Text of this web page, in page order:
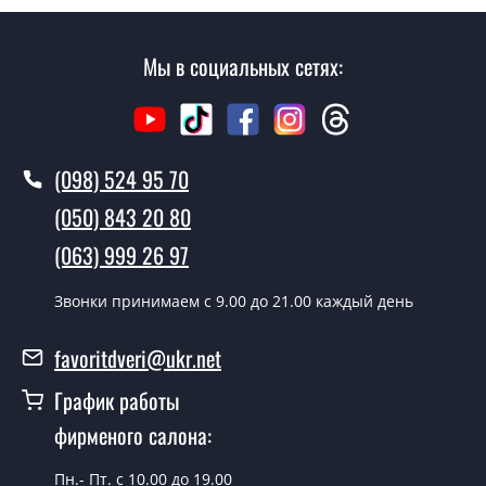
Вызов замерщика-консультанта стоит 500 грн.
Вы производите установку
межкомнатных дверей под заказ?
Да производим. Монтаж межкомнатных дверей под
заказ производится согласно очереди, во все дни
кроме воскресенья.
Techno-70-2-slider?
Стоимость установки дверей Techno-70-2-slider - от
1800 грн.
Можно на сегодня вызвать
Мы в социальных сетях:
(098) 524 95 70
(050) 843 20 80
(063) 999 26 97
Звонки принимаем c 9.00 до 21.00 каждый день
favoritdveri@ukr.net
График работы
фирменого салона:
Пн.- Пт. с 10.00 до 19.00